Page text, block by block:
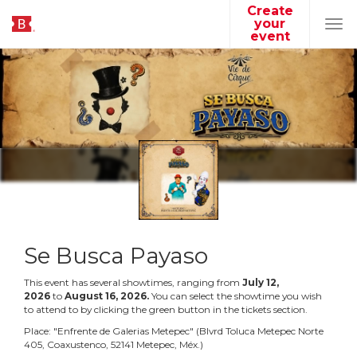
Create
your
event
Se Busca Payaso
This event has several showtimes, ranging from July 12,
2026 to August 16, 2026. You can select the showtime you wish
to attend to by clicking the green button in the tickets section.
Place: "Enfrente de Galerias Metepec" (Blvrd Toluca Metepec Norte
405, Coaxustenco, 52141 Metepec, Méx.)